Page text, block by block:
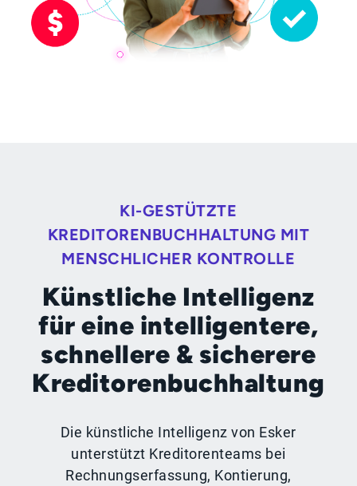
KI-GESTÜTZTE
KREDITORENBUCHHALTUNG MIT
MENSCHLICHER KONTROLLE
Künstliche Intelligenz
für eine intelligentere,
schnellere & sicherere
Kreditorenbuchhaltung
Die künstliche Intelligenz von Esker
unterstützt Kreditorenteams bei
Rechnungserfassung, Kontierung,